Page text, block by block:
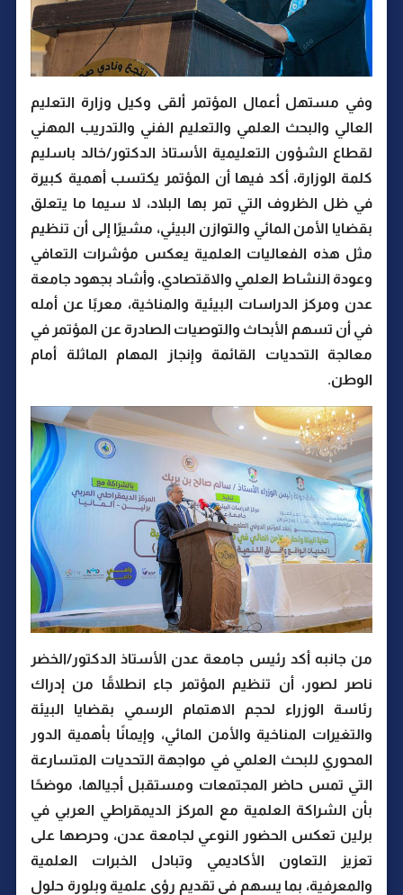
وفي مستهل أعمال المؤتمر ألقى وكيل وزارة التعليم
العالي والبحث العلمي والتعليم الفني والتدريب المهني
لقطاع الشؤون التعليمية الأستاذ الدكتور/خالد باسليم
كلمة الوزارة، أكد فيها أن المؤتمر يكتسب أهمية كبيرة
في ظل الظروف التي تمر بها البلاد، لا سيما ما يتعلق
بقضايا الأمن المائي والتوازن البيئي، مشيرًا إلى أن تنظيم
مثل هذه الفعاليات العلمية يعكس مؤشرات التعافي
وعودة النشاط العلمي والاقتصادي، وأشاد بجهود جامعة
عدن ومركز الدراسات البيئية والمناخية، معربًا عن أمله
في أن تسهم الأبحاث والتوصيات الصادرة عن المؤتمر في
معالجة التحديات القائمة وإنجاز المهام الماثلة أمام
الوطن.
من جانبه أكد رئيس جامعة عدن الأستاذ الدكتور/الخضر
ناصر لصور، أن تنظيم المؤتمر جاء انطلاقًا من إدراك
رئاسة الوزراء لحجم الاهتمام الرسمي بقضايا البيئة
والتغيرات المناخية والأمن المائي، وإيمانًا بأهمية الدور
المحوري للبحث العلمي في مواجهة التحديات المتسارعة
التي تمس حاضر المجتمعات ومستقبل أجيالها، موضحًا
بأن الشراكة العلمية مع المركز الديمقراطي العربي في
برلين تعكس الحضور النوعي لجامعة عدن، وحرصها على
تعزيز التعاون الأكاديمي وتبادل الخبرات العلمية
والمعرفية، بما يسهم في تقديم رؤى علمية وبلورة حلول